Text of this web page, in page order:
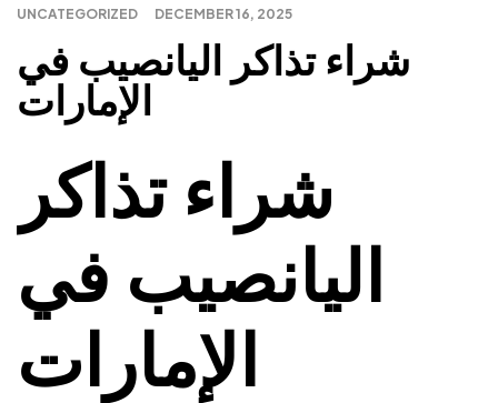
UNCATEGORIZED DECEMBER 16, 2025
شراء تذاكر اليانصيب في
الإمارات
شراء تذاكر
اليانصيب في
الإمارات